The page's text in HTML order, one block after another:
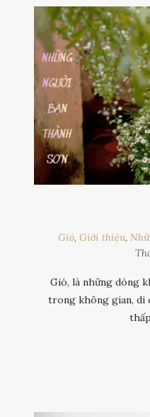
Gió,Giới thiệu,
Gió, là những dòng
trong không gian, di